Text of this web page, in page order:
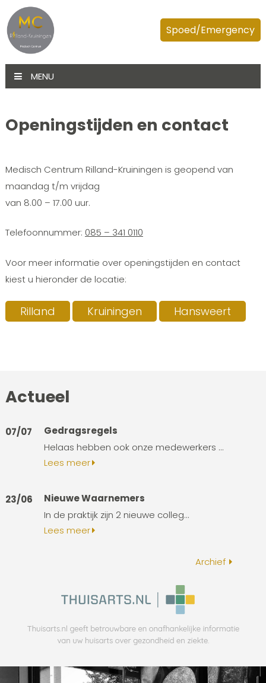
Spoed/Emergency
MENU
Openingstijden en contact
Medisch Centrum Rilland-Kruiningen is geopend van
maandag t/m vrijdag
van 8.00 – 17.00 uur.
Telefoonnummer: 085 – 341 0110
Voor meer informatie over openingstijden en contact
kiest u hieronder de locatie:
Rilland Kruiningen Hansweert
Actueel
07/07
Gedragsregels
Helaas hebben ook onze medewerkers ...
Lees meer
23/06
Nieuwe Waarnemers
In de praktijk zijn 2 nieuwe colleg...
Lees meer
Archief